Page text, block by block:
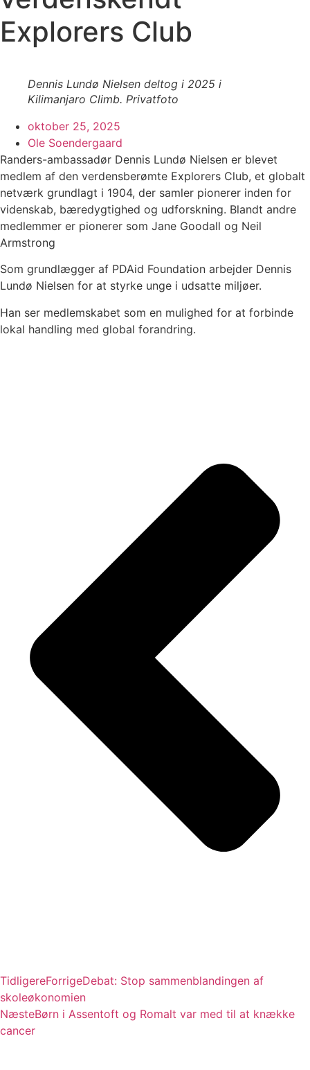
Explorers Club
Dennis Lundø Nielsen deltog i 2025 i
Kilimanjaro Climb. Privatfoto
oktober 25, 2025
Ole Soendergaard
Randers-ambassadør Dennis Lundø Nielsen er blevet
medlem af den verdensberømte Explorers Club, et globalt
netværk grundlagt i 1904, der samler pionerer inden for
videnskab, bæredygtighed og udforskning. Blandt andre
medlemmer er pionerer som Jane Goodall og Neil
Armstrong
Som grundlægger af PDAid Foundation arbejder Dennis
Lundø Nielsen for at styrke unge i udsatte miljøer.
Han ser medlemskabet som en mulighed for at forbinde
lokal handling med global forandring.
TidligereForrigeDebat: Stop sammenblandingen af
skoleøkonomien
NæsteBørn i Assentoft og Romalt var med til at knække
cancer